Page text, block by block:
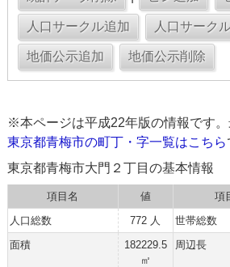
※本ページは平成22年版の情報です
東京都青梅市の町丁・字一覧はこちら
東京都青梅市大門２丁目の基本情報
項目名 値 項
人口総数
772 人 世帯総数
面積
182229.5
㎡
周辺長